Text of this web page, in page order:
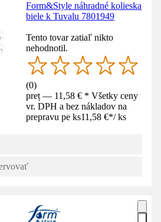
Form&Style náhradné kolieska
biele k Tuvalu 7801949
Tento tovar zatiaľ nikto
nehodnotil.
(0)
preț — 11,58 € * Všetky ceny
vr. DPH a bez nákladov na
prepravu pe ks11,58 €*/ ks